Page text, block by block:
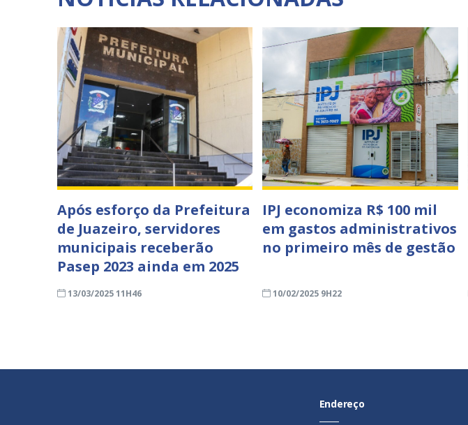
Após esforço da Prefeitura
de Juazeiro, servidores
municipais receberão
Pasep 2023 ainda em 2025
13/03/2025 11H46
IPJ economiza R$ 100 mil
em gastos administrativos
no primeiro mês de gestão
10/02/2025 9H22
Endereço